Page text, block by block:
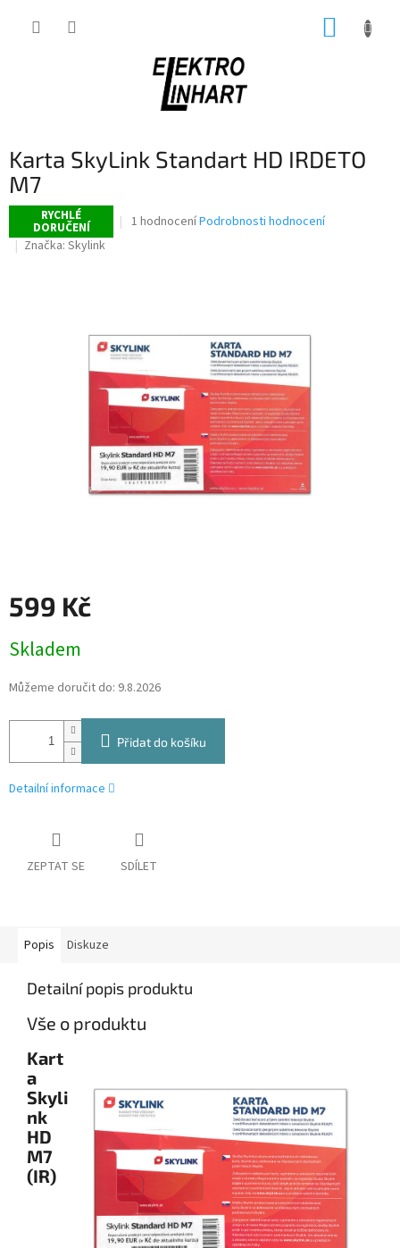
Karta SkyLink Standart HD IRDETO
M7
RYCHLÉ
DORUČENÍ
Průměrné
hvězdiček.
1 hodnoceníPodrobnosti hodnocení
Značka: Skylink
599 Kč
cena:
Skladem
Můžeme doručit do: 9.8.2026
Přidat do košíku
Detailní informace
ZEPTAT SE SDÍLET
Popis Diskuze
Detailní popis produktu
Vše o produktu
Kart
a
Skyli
nk
HD
M7
(IR)